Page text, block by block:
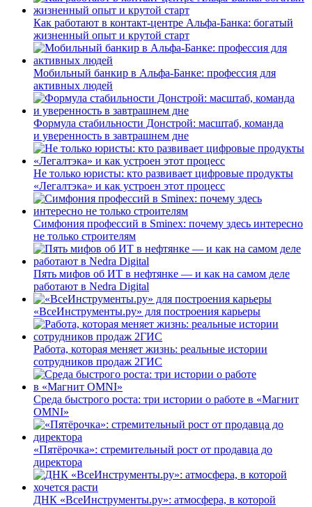
Как работают в контакт-центре Альфа-Банка: богатый
жизненный опыт и крутой старт
Мобильный банкир в Альфа-Банке: профессия для
активных людей
Формула стабильности Донстрой: масштаб, команда
и уверенность в завтрашнем дне
Не только юристы: кто развивает цифровые продукты
«Легалтэка» и как устроен этот процесс
Симфония профессий в Sminex: почему здесь интересно
не только строителям
Пять мифов об ИТ в нефтянке — и как на самом деле
работают в Nedra Digital
«ВсеИнструменты.ру» для построения карьеры
Работа, которая меняет жизнь: реальные истории
сотрудников продаж 2ГИС
Среда быстрого роста: три истории о работе в «Магнит
OMNI»
«Пятёрочка»: стремительный рост от продавца до
директора
ДНК «ВсеИнструменты.ру»: атмосфера, в которой